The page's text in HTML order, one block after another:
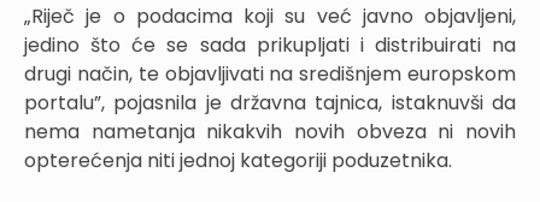
„Riječ je o podacima koji su već javno objavljeni,
jedino što će se sada prikupljati i distribuirati na
drugi način, te objavljivati na središnjem europskom
portalu”, pojasnila je državna tajnica, istaknuvši da
nema nametanja nikakvih novih obveza ni novih
opterećenja niti jednoj kategoriji poduzetnika.